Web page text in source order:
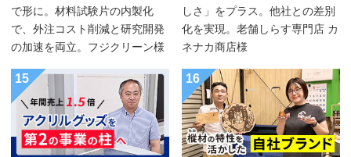
で形に。材料試験片の内製化
で、外注コスト削減と研究開発
の加速を両立。フジクリーン様
しさ」をプラス。他社との差別
化を実現。老舗しらす専門店 カ
ネナカ商店様
15 16